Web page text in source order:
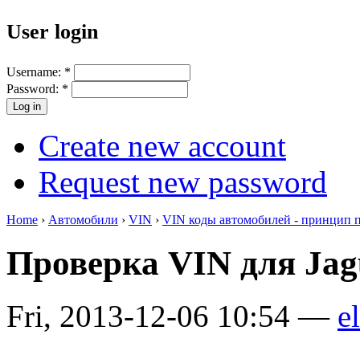
User login
Username: *
Password: *
Create new account
Request new password
Home › Автомобили › VIN › VIN коды автомобилей - принцип
Проверка VIN для
Fri, 2013-12-06 10:54 —